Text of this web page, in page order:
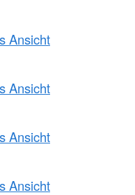
Ansicht
Ansicht
Ansicht
Ansicht